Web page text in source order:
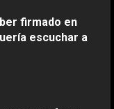
firmado en
escuchar a